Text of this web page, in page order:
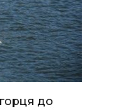
до